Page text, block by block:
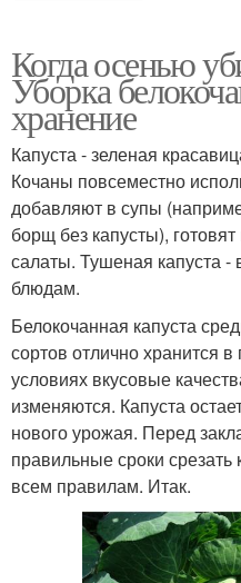
Когда осенью
Уборка
хранение
Капуста - зеленая
Кочаны повсеместно
добавляют в супы
борщ без капусты),
салаты. Тушеная капуста
блюдам.
Белокочанная капуста
сортов отлично хранится
условиях вкусовые
изменяются. Капуста
нового урожая. Перед
правильные сроки срезать
всем правилам. Итак.